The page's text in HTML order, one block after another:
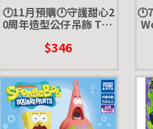
🕛11月預購🕛守護甜心2
0周年造型公仔吊飾 TAK
夢
$346